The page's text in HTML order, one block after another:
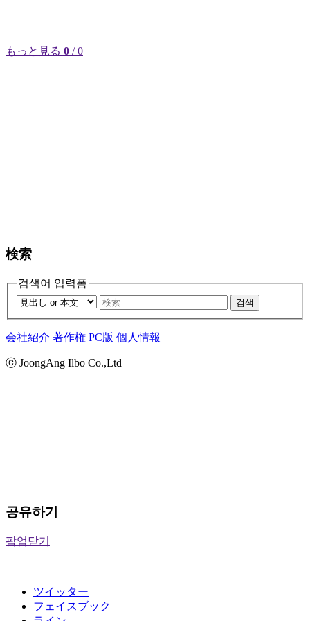
もっと見る 0 / 0
検索
검색어 입력폼
검색
会社紹介 著作権 PC版 個人情報
ⓒ JoongAng Ilbo Co.,Ltd
공유하기
팝업닫기
ツイッター
フェイスブック